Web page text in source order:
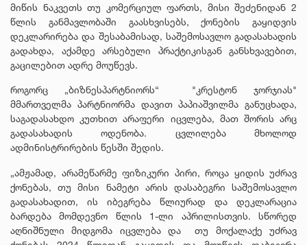
მიწის ნაკვეთს თუ კომერციულ ფართს, მისი შეძენიდან 2
წლის განმავლობაში გაასხვისებს, ქონების გაყიდვის
დეკლარირება და შესაბამისად, საშემოსავლო გადასახადის
გადახდა, აქამდე არსებული პრაქტიკისგან განსხვავებით,
გაცილებით ადრე მოუწევს.
როგორც „ბიზნესპარტნიორს“ "კრესტონ ჯორჯიას"
მმართველმა პარტნიორმა დავით პაპიაშვილმა განუცხადა,
საგადასახდო კუთხით არაფერი იცვლება, მათ შორის არც
გადასახადის ოდენობა. ცვლილება მხოლოდ
ადმინისტრირების წესში შედის.
„ამჟამად, არამეწარმე ფიზიკური პირი, როცა ყიდის უძრავ
ქონებას, თუ მისი ნამეტი არის დასაბეგრი საშემოსავლო
გადასახადით, ის იბეგრება წლიურად და დეკლარაცია
ბარდება მომდევნო წლის 1-ლი აპრილისთვის. სწორედ
აღნიშნული მიდგომა იცვლება და თუ მოქალაქე უძრავ